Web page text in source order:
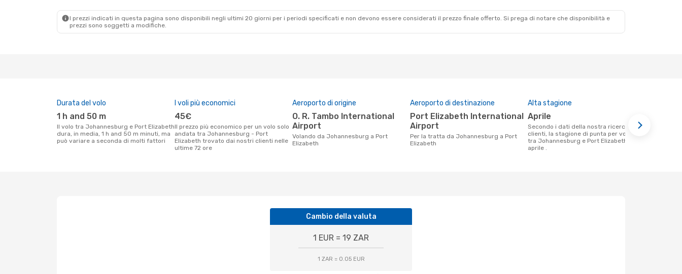
I prezzi indicati in questa pagina sono disponibili negli ultimi 20 giorni per i periodi specificati e non devono essere considerati il ​​prezzo finale offerto. Si prega di notare che disponibilità e
prezzi sono soggetti a modifiche.
Durata del volo
1 h and 50 m
Il volo tra Johannesburg e Port Elizabeth
dura, in media, 1 h and 50 m minuti, ma
può variare a seconda di molti fattori
I voli più economici
45€
Il prezzo più economico per un volo solo
andata tra Johannesburg - Port
Elizabeth trovato dai nostri clienti nelle
ultime 72 ore
Aeroporto di origine
O. R. Tambo International
Airport
Volando da Johannesburg a Port
Elizabeth
Aeroporto di destinazione
Port Elizabeth International
Airport
Per la tratta da Johannesburg a Port
Elizabeth
Alta stagione
aprile
Secondo i dati della nostra ricerca
clienti, la stagione di punta per volare
tra Johannesburg e Port Elizabeth è
aprile .
Cambio della valuta
1 EUR = 19 ZAR
1 ZAR = 0.05 EUR